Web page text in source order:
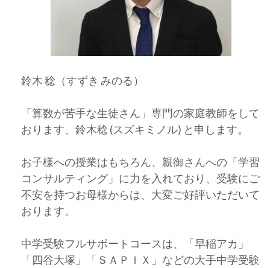
鈴木 稔（すずき みのる）
「算数が苦手な生徒さん」専門の家庭教師をして
おります、鈴木稔 (スズキミノル) と申します。
お子様への授業はもちろん、親御さんへの「学習
コンサルティング」に力を入れており、受験にご
不安を持つお母様からは、大変ご好評いただいて
おります。
中学受験フルサポートコースは、「早稲アカ」
「四谷大塚」「ＳＡＰＩＸ」などの大手中学受験